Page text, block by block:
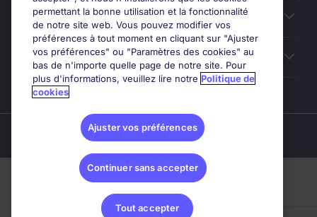
A propos
Sites du Groupe
© Michael Page (2024)
permettant la bonne utilisation et la fonctionnalité
de notre site web. Vous pouvez modifier vos
préférences à tout moment en cliquant sur "Ajuster
vos préférences" ou "Paramètres des cookies" au
bas de n'importe quelle page de notre site. Pour
plus d'informations, veuillez lire notre Politique de
cookies
Ajuster vos préférences
Continuer sans accepter
Tout accepter